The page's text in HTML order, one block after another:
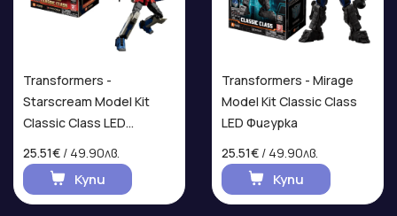
Transformers -
Starscream Model Kit
Classic Class LED
25.51€ / 49.90лв.
Купи
Transformers - Mirage
Model Kit Classic Class
LED Фигурка
25.51€ / 49.90лв.
Купи